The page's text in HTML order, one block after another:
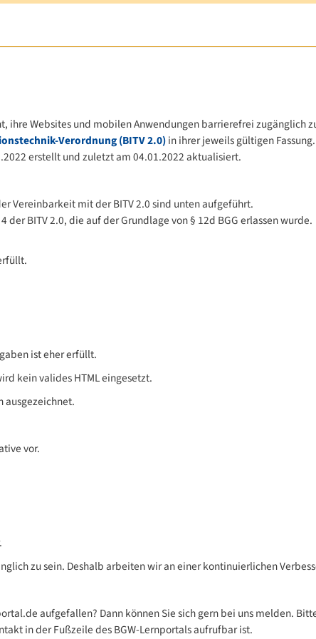
ihre Websites und mobilen Anwendungen barrierefrei zugänglich
Verordnung (BITV 2.0)in ihrer jeweils gültigen Fassung.
erstellt und zuletzt am 04.01.2022 aktualisiert.
Vereinbarkeit mit der BITV 2.0 sind unten aufgeführt.
BITV 2.0, die auf der Grundlage von § 12d BGG erlassen wurde.
ist eher erfüllt.
kein valides HTML eingesetzt.
ausgezeichnet.
vor.
zu sein. Deshalb arbeiten wir an einer kontinuierlichen
aufgefallen? Dann können Sie sich gern bei uns melden.
in der Fußzeile des BGW-Lernportals aufrufbar ist.